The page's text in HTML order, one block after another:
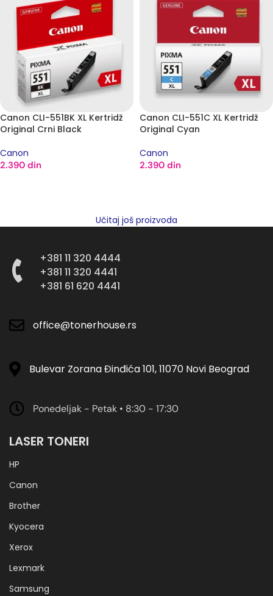
Canon CLI-551BK XL Kertridž
Original Crni Black
Canon
2.390 din
Canon CLI-551C XL Kertridž
Original Cyan
Canon
2.390 din
Učitaj još proizvoda
+381 11 320 4444
+381 11 320 4441
+381 61 620 4441
office@tonerhouse.rs
Bulevar Zorana Đinđića 101, 11070 Novi Beograd
Ponedeljak - Petak • 8:30 - 17:30
LASER TONERI
HP
Canon
Brother
Kyocera
Xerox
Lexmark
Samsung